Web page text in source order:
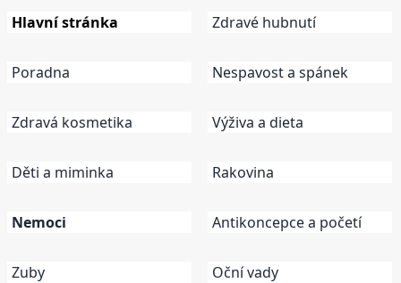
Hlavní stránka
Poradna
Zdravá kosmetika
Děti a miminka
Nemoci
Zuby
Zdravé hubnutí
Nespavost a spánek
Výživa a dieta
Rakovina
Antikoncepce a početí
Oční vady